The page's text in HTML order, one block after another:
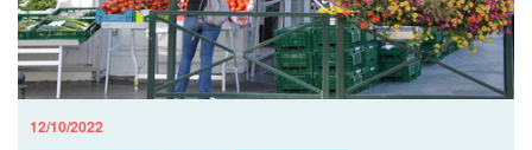
12/10/2022